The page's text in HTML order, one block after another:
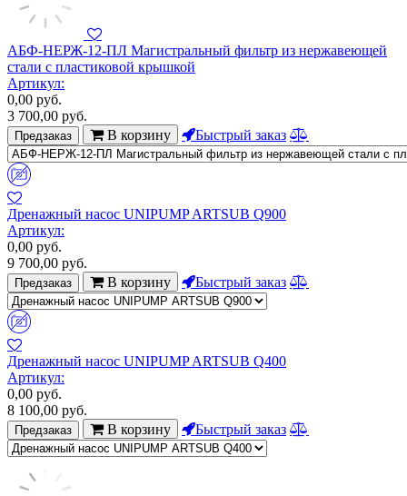
АБФ-НЕРЖ-12-ПЛ Магистральный фильтр из нержавеющей
стали с пластиковой крышкой
Артикул:
0,00 руб.
3 700,00 руб.
Предзаказ В корзину Быстрый заказ
Дренажный насос UNIPUMP ARTSUB Q900
Артикул:
0,00 руб.
9 700,00 руб.
Предзаказ В корзину Быстрый заказ
Дренажный насос UNIPUMP ARTSUB Q400
Артикул:
0,00 руб.
8 100,00 руб.
Предзаказ В корзину Быстрый заказ